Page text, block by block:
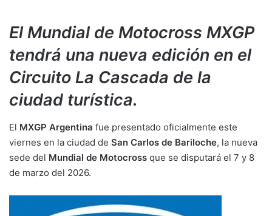
El Mundial de Motocross MXGP
tendrá una nueva edición en el
Circuito La Cascada de la
ciudad turística.
El MXGP Argentina fue presentado oficialmente este
viernes en la ciudad de San Carlos de Bariloche, la nueva
sede del Mundial de Motocross que se disputará el 7 y 8
de marzo del 2026.